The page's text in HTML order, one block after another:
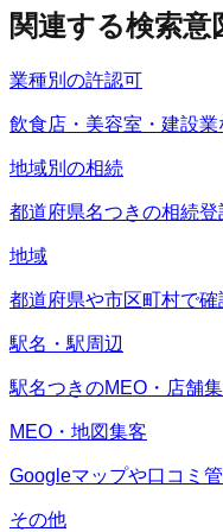
関連する検索意
業種別の許認可
飲食店・美容室・建設
地域別の相続
都道府県名つきの相続
地域
都道府県や市区町村で
駅名・駅周辺
駅名つきのMEO・店舗
MEO・地図集客
Googleマップや口コミ
その他